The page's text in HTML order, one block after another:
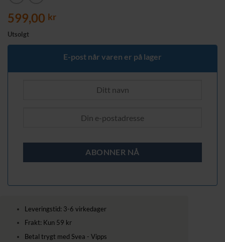
599,00 kr
Utsolgt
E-post når varen er på lager
Leveringstid: 3-6 virkedager
Frakt: Kun 59 kr
Betal trygt med Svea - Vipps